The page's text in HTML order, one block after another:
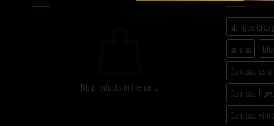
No products in the cart.
abrigos crazy
adidas
Camisas
Camisas
Camisas